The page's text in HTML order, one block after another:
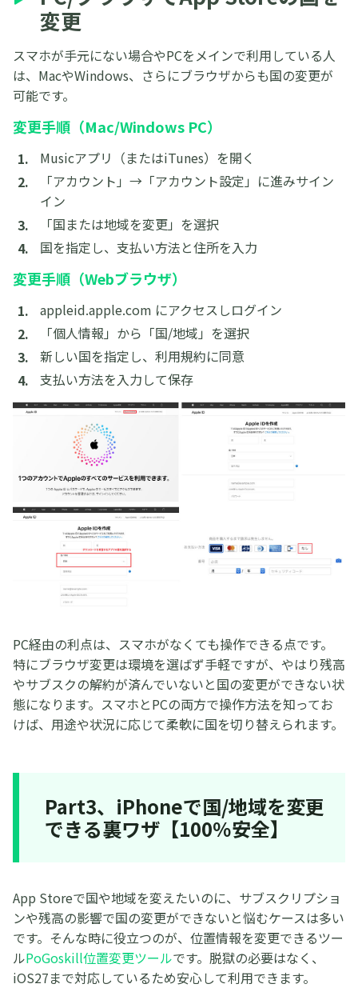
変更
スマホが手元にない場合やPCをメインで利用している人
は、MacやWindows、さらにブラウザからも国の変更が
可能です。
変更手順（Mac/Windows PC）
Musicアプリ（またはiTunes）を開く
「アカウント」→「アカウント設定」に進みサイン
イン
「国または地域を変更」を選択
国を指定し、支払い方法と住所を入力
変更手順（Webブラウザ）
appleid.apple.com にアクセスしログイン
「個人情報」から「国/地域」を選択
新しい国を指定し、利用規約に同意
支払い方法を入力して保存
PC経由の利点は、スマホがなくても操作できる点です。
特にブラウザ変更は環境を選ばず手軽ですが、やはり残高
やサブスクの解約が済んでいないと国の変更ができない状
態になります。スマホとPCの両方で操作方法を知ってお
けば、用途や状況に応じて柔軟に国を切り替えられます。
Part3、iPhoneで国/地域を変更
できる裏ワザ【100％安全】
App Storeで国や地域を変えたいのに、サブスクリプショ
ンや残高の影響で国の変更ができないと悩むケースは多い
です。そんな時に役立つのが、位置情報を変更できるツー
ルPoGoskill位置変更ツールです。脱獄の必要はなく、
iOS27まで対応しているため安心して利用できます。